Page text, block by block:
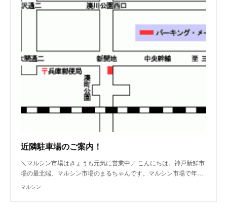
近隣駐車場のご案内！
＼マルシン市場はきょうも元気に営業中／ こんにちは。神戸新鮮市
場の最北端、マルシン市場のまるちゃんです。マルシン市場で年…
マルシン